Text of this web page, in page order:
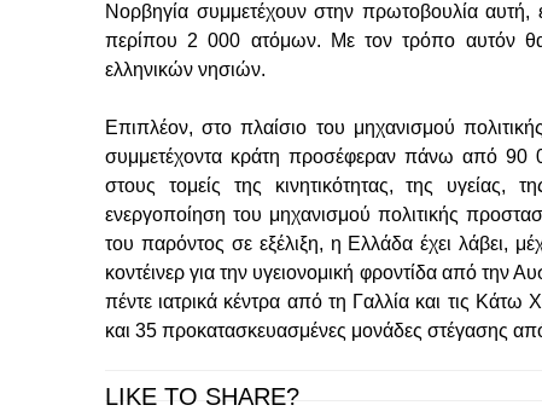
Νορβηγία συμμετέχουν στην πρωτοβουλία αυτή,
περίπου 2 000 ατόμων. Με τον τρόπο αυτόν
ελληνικών νησιών.
Επιπλέον, στο πλαίσιο του μηχανισμού
συμμετέχοντα κράτη προσέφεραν πάνω από 90
στους τομείς της κινητικότητας, της υγείας,
ενεργοποίηση του μηχανισμού πολιτικής
του παρόντος σε εξέλιξη, η Ελλάδα έχει λάβει,
κοντέινερ για την υγειονομική φροντίδα από την
πέντε ιατρικά κέντρα από τη Γαλλία και τις Κάτω
και 35 προκατασκευασμένες μονάδες στέγασης
LIKE TO SHARE?